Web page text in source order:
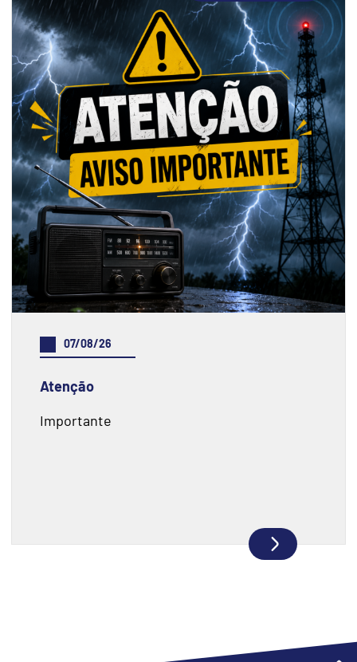
07/08/26
Atenção
Importante